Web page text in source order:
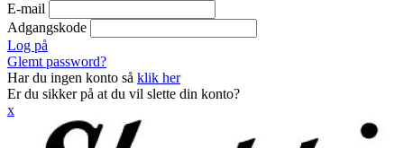
E-mail
Adgangskode
Log på
Glemt password?
Har du ingen konto så klik her
Er du sikker på at du vil slette din konto?
x